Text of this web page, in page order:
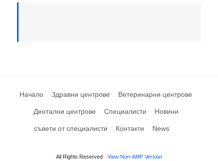
Начало Здравни центрове Ветеринарни центрове
Дентални центрове Специалисти Новини
съвети от специалисти Контакти News
All Rights Reserved View Non-AMP Version